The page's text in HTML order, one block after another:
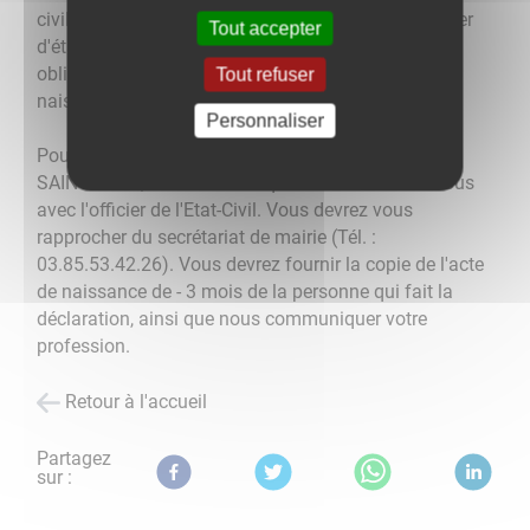
civil et signé par le(s) parent(s) concerné(s). L'officier
d'état civil remet une copie de l'acte qu'il faudra
obligatoirement présenter lors de la déclaration de
naissance.
Pour toute reconnaissance en mairie de LA MOTTE
SAINT JEAN, elle se fait uniquement sur rendez-vous
avec l'officier de l'Etat-Civil. Vous devrez vous
rapprocher du secrétariat de mairie (Tél. :
03.85.53.42.26). Vous devrez fournir la copie de l'acte
de naissance de - 3 mois de la personne qui fait la
déclaration, ainsi que nous communiquer votre
profession.
Retour à l'accueil
Partagez
sur :
Tout accepter
Tout refuser
Personnaliser